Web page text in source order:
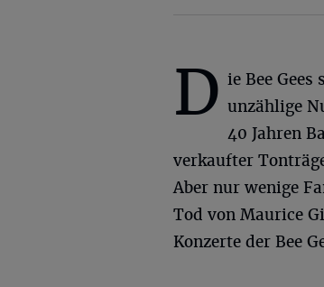
D ie Bee Gees
unzählige
40 Jahren
verkaufter
Aber nur wenige
Tod von Maurice
Konzerte der Bee